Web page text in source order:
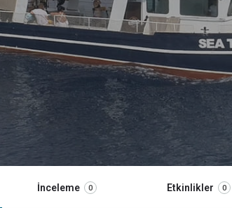
İnceleme 0 Etkinlikler 0